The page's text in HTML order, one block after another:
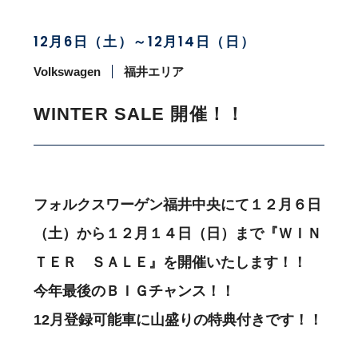
12月6日（土）～12月14日（日）
Volkswagen 福井エリア
WINTER SALE 開催！！
フォルクスワーゲン福井中央にて１２月６日
（土）から１２月１４日（日）まで『ＷＩＮ
ＴＥＲ ＳＡＬＥ』を開催いたします！！
今年最後のＢＩＧチャンス！！
12月登録可能車に山盛りの特典付きです！！